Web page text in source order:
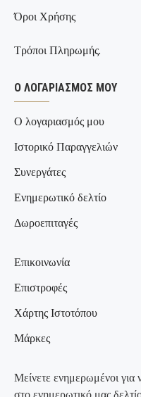
Όροι Χρήσης
Τρόποι Πληρωμής.
Ο ΛΟΓΑΡΙΑΣΜΌΣ ΜΟΥ
Ο λογαριασμός μου
Ιστορικό Παραγγελιών
Συνεργάτες
Ενημερωτικό δελτίο
Δωροεπιταγές
Επικοινωνία
Επιστροφές
Χάρτης Ιστοτόπου
Μάρκες
Μείνετε ενημερωμένοι